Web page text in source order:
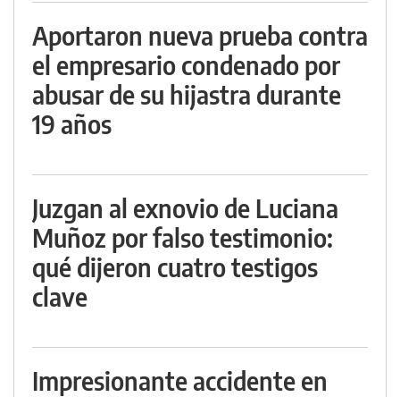
Aportaron nueva prueba contra
el empresario condenado por
abusar de su hijastra durante
19 años
Juzgan al exnovio de Luciana
Muñoz por falso testimonio:
qué dijeron cuatro testigos
clave
Impresionante accidente en